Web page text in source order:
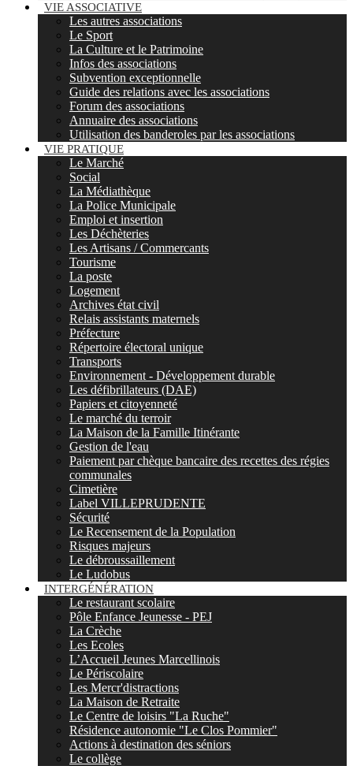
VIE ASSOCIATIVE
Les autres associations
Le Sport
La Culture et le Patrimoine
Infos des associations
Subvention exceptionnelle
Guide des relations avec les associations
Forum des associations
Annuaire des associations
Utilisation des banderoles par les associations
VIE PRATIQUE
Le Marché
Social
La Médiathèque
La Police Municipale
Emploi et insertion
Les Déchèteries
Les Artisans / Commercants
Tourisme
La poste
Logement
Archives état civil
Relais assistants maternels
Préfecture
Répertoire électoral unique
Transports
Environnement - Développement durable
Les défibrillateurs (DAE)
Papiers et citoyenneté
Le marché du terroir
La Maison de la Famille Itinérante
Gestion de l'eau
Paiement par chèque bancaire des recettes des régies
communales
Cimetière
Label VILLEPRUDENTE
Sécurité
Le Recensement de la Population
Risques majeurs
Le débroussaillement
Le Ludobus
INTERGÉNÉRATION
Le restaurant scolaire
Pôle Enfance Jeunesse - PEJ
La Crèche
Les Ecoles
L’Accueil Jeunes Marcellinois
Le Périscolaire
Les Mercr'distractions
La Maison de Retraite
Le Centre de loisirs "La Ruche"
Résidence autonomie "Le Clos Pommier"
Actions à destination des séniors
Le collège